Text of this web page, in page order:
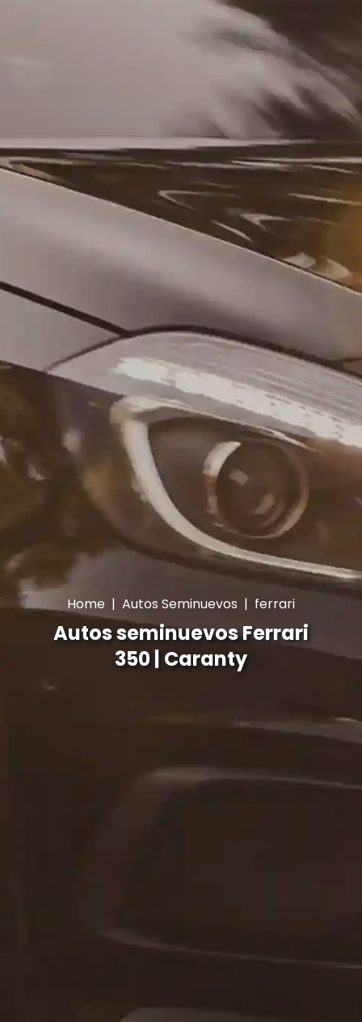
Home | Autos Seminuevos | ferrari
Autos seminuevos Ferrari
350 | Caranty